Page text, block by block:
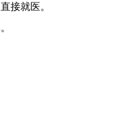
接就医。